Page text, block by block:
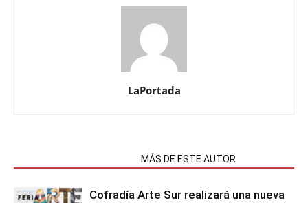
LaPortada
MÁS DE ESTE AUTOR
Cofradía Arte Sur realizará una nueva